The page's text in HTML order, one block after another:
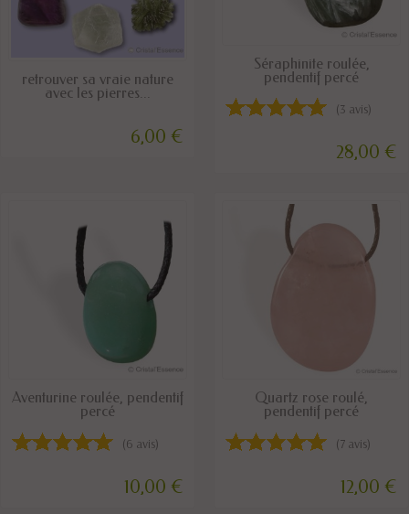
EN STOCK
retrouver sa vraie nature
avec les pierres...
6,00 €
DISPONIBLE
Séraphinite roulée,
pendentif percé
(3 avis)
28,00 €
DISPONIBLE
Aventurine roulée, pendentif
percé
(6 avis)
10,00 €
DISPONIBLE
Quartz rose roulé,
pendentif percé
(7 avis)
12,00 €